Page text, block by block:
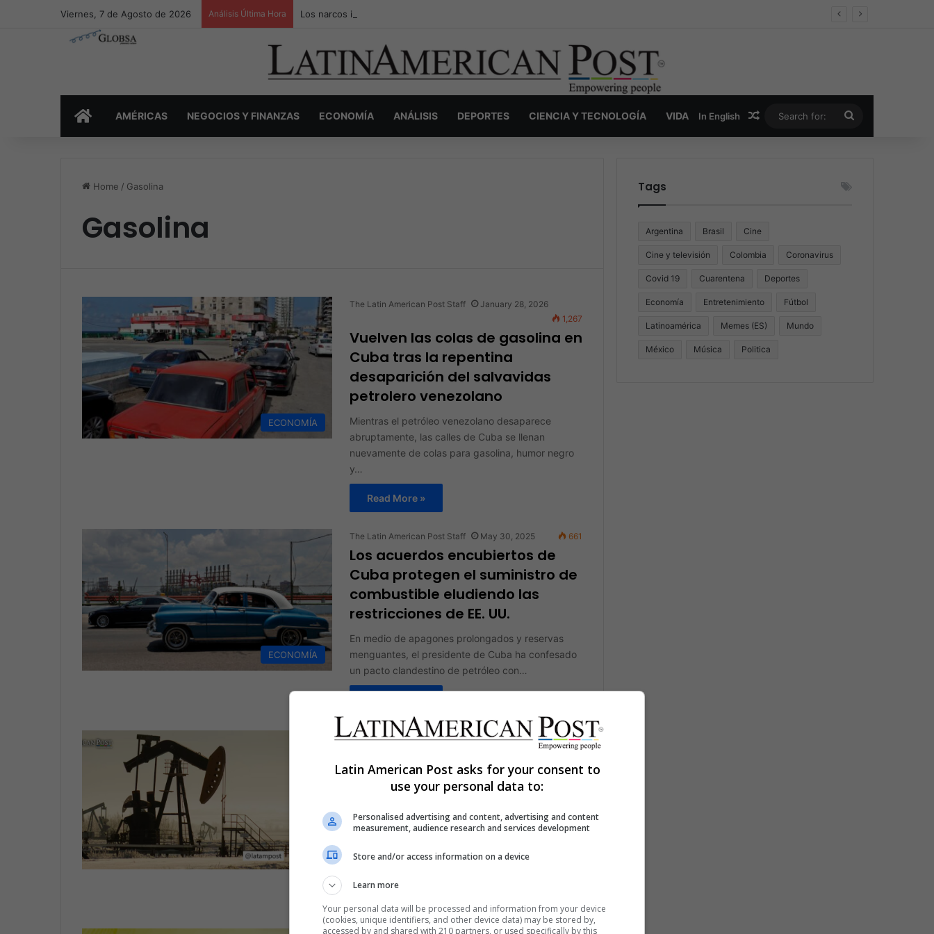
Viernes, 7 de Agosto de 2026 Análisis Última Hora Los narcos invisibles de Colombia: la guerra secreta por la verdad, el poder y la nueva economía de la droga
INICIOAMÉRICAS NEGOCIOS Y FINANZAS ECONOMÍA ANÁLISIS DEPORTES CIENCIA Y TECNOLOGÍA VIDA In English Random Article
for:
Home / Gasolina
Gasolina
ECONOMÍA
The Latin American Post Staff
January 28, 2026
1,267
Vuelven las colas de gasolina en
Cuba tras la repentina
desaparición del salvavidas
petrolero venezolano
Mientras el petróleo venezolano desaparece
abruptamente, las calles de Cuba se llenan
nuevamente de colas para gasolina, humor negro
y…
Read More »
ECONOMÍA
The Latin American Post Staff May 30, 2025 661
Los acuerdos encubiertos de
Cuba protegen el suministro de
combustible eludiendo las
restricciones de EE. UU.
En medio de apagones prolongados y reservas
menguantes, el presidente de Cuba ha confesado
un pacto clandestino de petróleo con…
David García Pedraza May 10, 2023 0 222
América Latina: una disparidad
regional
La ayuda que los gobiernos otorgan a los
educación, sostenimiento, alimentación y
Tags
Argentina Brasil Cine
Cine y televisión Colombia Coronavirus
Covid 19 Cuarentena Deportes
Economía Entretenimiento Fútbol
Latinoamérica Memes (ES) Mundo
México Música Politica
Latin American Post asks for your consent to
use your personal data to:
Personalised advertising and content, advertising and content
measurement, audience research and services development
Store and/or access information on a device
Learn more
Your personal data will be processed and information from your device
(cookies, unique identifiers, and other device data) may be stored by,
accessed by and shared with 210 partners, or used specifically by this